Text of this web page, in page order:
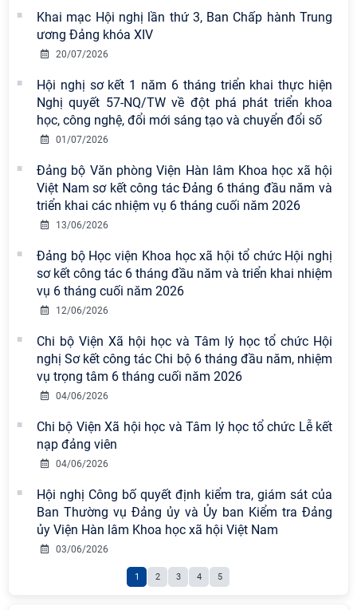
Khai mạc Hội nghị lần thứ 3, Ban Chấp hành Trung
ương Đảng khóa XIV
20/07/2026
Hội nghị sơ kết 1 năm 6 tháng triển khai thực hiện
Nghị quyết 57-NQ/TW về đột phá phát triển khoa
học, công nghệ, đổi mới sáng tạo và chuyển đổi số
01/07/2026
Đảng bộ Văn phòng Viện Hàn lâm Khoa học xã hội
Việt Nam sơ kết công tác Đảng 6 tháng đầu năm và
triển khai các nhiệm vụ 6 tháng cuối năm 2026
13/06/2026
Đảng bộ Học viện Khoa học xã hội tổ chức Hội nghị
sơ kết công tác 6 tháng đầu năm và triển khai nhiệm
vụ 6 tháng cuối năm 2026
12/06/2026
Chi bộ Viện Xã hội học và Tâm lý học tổ chức Hội
nghị Sơ kết công tác Chi bộ 6 tháng đầu năm, nhiệm
vụ trọng tâm 6 tháng cuối năm 2026
04/06/2026
Chi bộ Viện Xã hội học và Tâm lý học tổ chức Lễ kết
nạp đảng viên
04/06/2026
Hội nghị Công bố quyết định kiểm tra, giám sát của
Ban Thường vụ Đảng ủy và Ủy ban Kiểm tra Đảng
ủy Viện Hàn lâm Khoa học xã hội Việt Nam
03/06/2026
1 2 3 4 5
Viện Hàn lâm Khoa học xã hội Việt
Nam công bố các quyết định về
công tác cán bộ
Viện Hàn lâm Khoa học xã hội Việt
Nam có 02 tác phẩm đạt giải khuyến
khích tại Cuộc thi chính luận bảo vệ
nền tảng tư tưởng của Đảng năm
Chi bộ Viện Sử học tổ chức Tọa đàm
chuyên đề: Đẩy mạnh học tập, thực
hành tư tưởng, đạo đức, phương
giai đoạn phát triển mới
Hội thảo khoa học quốc tế “Không
gian phát triển Việt Nam trong kỷ
nguyên mới: Định hướng chiến lược
và lựa chọn chính sách” sẽ diễn ra
vào thứ ba, ngày 28/7/2026
Thông báo bổ sung về việc tuyển
sinh đào tạo trình độ tiến sĩ đợt 1